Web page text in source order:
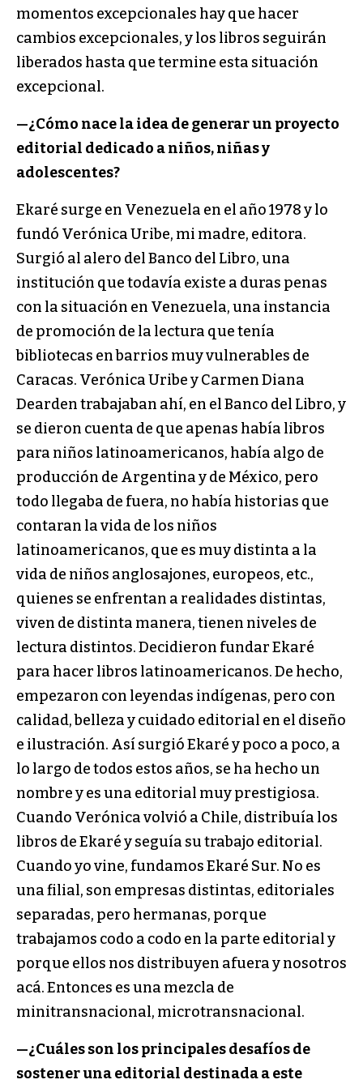
momentos excepcionales hay que hacer
cambios excepcionales, y los libros seguirán
liberados hasta que termine esta situación
excepcional.
—¿Cómo nace la idea de generar un proyecto
editorial dedicado a niños, niñas y
adolescentes?
Ekaré surge en Venezuela en el año 1978 y lo
fundó Verónica Uribe, mi madre, editora.
Surgió al alero del Banco del Libro, una
institución que todavía existe a duras penas
con la situación en Venezuela, una instancia
de promoción de la lectura que tenía
bibliotecas en barrios muy vulnerables de
Caracas. Verónica Uribe y Carmen Diana
Dearden trabajaban ahí, en el Banco del Libro, y
se dieron cuenta de que apenas había libros
para niños latinoamericanos, había algo de
producción de Argentina y de México, pero
todo llegaba de fuera, no había historias que
contaran la vida de los niños
latinoamericanos, que es muy distinta a la
vida de niños anglosajones, europeos, etc.,
quienes se enfrentan a realidades distintas,
viven de distinta manera, tienen niveles de
lectura distintos. Decidieron fundar Ekaré
para hacer libros latinoamericanos. De hecho,
empezaron con leyendas indígenas, pero con
calidad, belleza y cuidado editorial en el diseño
e ilustración. Así surgió Ekaré y poco a poco, a
lo largo de todos estos años, se ha hecho un
nombre y es una editorial muy prestigiosa.
Cuando Verónica volvió a Chile, distribuía los
libros de Ekaré y seguía su trabajo editorial.
Cuando yo vine, fundamos Ekaré Sur. No es
una filial, son empresas distintas, editoriales
separadas, pero hermanas, porque
trabajamos codo a codo en la parte editorial y
porque ellos nos distribuyen afuera y nosotros
acá. Entonces es una mezcla de
minitransnacional, microtransnacional.
—¿Cuáles son los principales desafíos de
sostener una editorial destinada a este